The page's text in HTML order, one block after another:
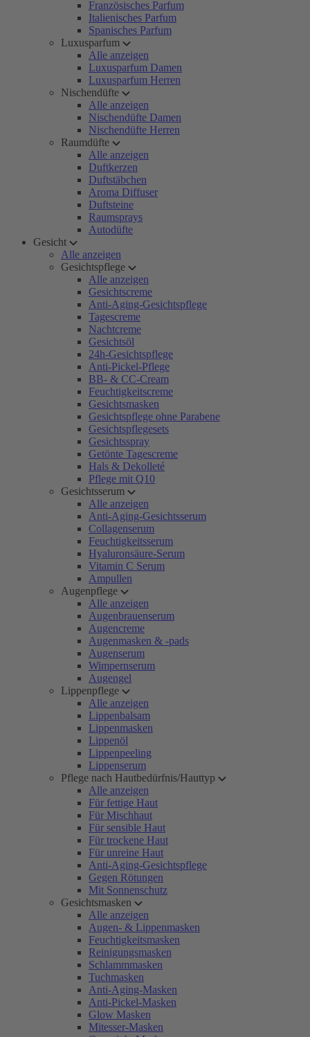
Französisches Parfum
Italienisches Parfum
Spanisches Parfum
Luxusparfum
Alle anzeigen
Luxusparfum Damen
Luxusparfum Herren
Nischendüfte
Alle anzeigen
Nischendüfte Damen
Nischendüfte Herren
Raumdüfte
Alle anzeigen
Duftkerzen
Duftstäbchen
Aroma Diffuser
Duftsteine
Raumsprays
Autodüfte
Gesicht
Alle anzeigen
Gesichtspflege
Alle anzeigen
Gesichtscreme
Anti-Aging-Gesichtspflege
Tagescreme
Nachtcreme
Gesichtsöl
24h-Gesichtspflege
Anti-Pickel-Pflege
BB- & CC-Cream
Feuchtigkeitscreme
Gesichtsmasken
Gesichtspflege ohne Parabene
Gesichtspflegesets
Gesichtsspray
Getönte Tagescreme
Hals & Dekolleté
Pflege mit Q10
Gesichtsserum
Alle anzeigen
Anti-Aging-Gesichtsserum
Collagenserum
Feuchtigkeitsserum
Hyaluronsäure-Serum
Vitamin C Serum
Ampullen
Augenpflege
Alle anzeigen
Augenbrauenserum
Augencreme
Augenmasken & -pads
Augenserum
Wimpernserum
Augengel
Lippenpflege
Alle anzeigen
Lippenbalsam
Lippenmasken
Lippenöl
Lippenpeeling
Lippenserum
Pflege nach Hautbedürfnis/Hauttyp
Alle anzeigen
Für fettige Haut
Für Mischhaut
Für sensible Haut
Für trockene Haut
Für unreine Haut
Anti-Aging-Gesichtspflege
Gegen Rötungen
Mit Sonnenschutz
Gesichtsmasken
Alle anzeigen
Augen- & Lippenmasken
Feuchtigkeitsmasken
Reinigungsmasken
Schlammmasken
Tuchmasken
Anti-Aging-Masken
Anti-Pickel-Masken
Glow Masken
Mitesser-Masken